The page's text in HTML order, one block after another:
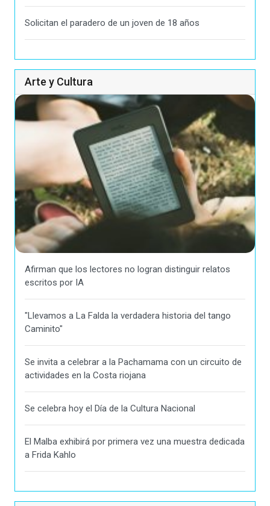
Solicitan el paradero de un joven de 18 años
Arte y Cultura
Afirman que los lectores no logran distinguir relatos
escritos por IA
"Llevamos a La Falda la verdadera historia del tango
Caminito"
Se invita a celebrar a la Pachamama con un circuito de
actividades en la Costa riojana
Se celebra hoy el Día de la Cultura Nacional
El Malba exhibirá por primera vez una muestra dedicada
a Frida Kahlo